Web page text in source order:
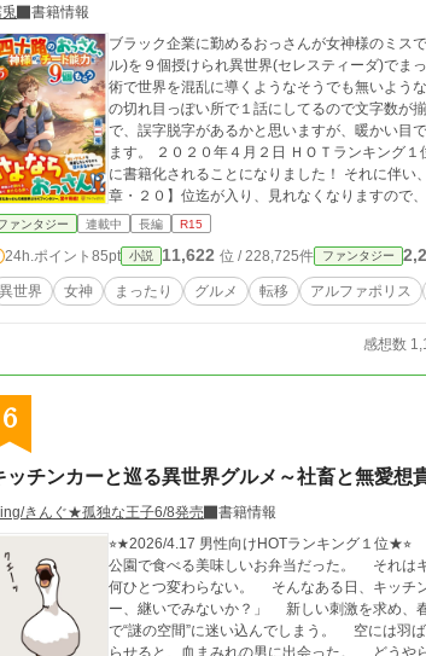
書籍情報
ブラック企業に勤めるおっさんが女神様のミス
ル)を９個授けられ異世界(セレスティーダ)でま
術で世界を混乱に導くようなそうでも無いよう
の切れ目っぽい所で１話にしてるので文字数が揃わずこの
で、誤字脱字があるかと思いますが、暖かい目で見守っていただ
ます。 ２０２０年４月２日 ＨＯＴランキング１位 ファンタジー小説部門１位になりました‼️ ２０２０年８月の下旬
に書籍化されることになりました！ それに伴い
章・２０】位迄が入り、見れなくなりますので、
題：四十路のおっさん、神様からチート能力(スキル)を９
ァンタジー 連載中 長編 R15
24h.ポイント 85pt 小説 11,622 位 / 228,725件 ファンタジー
異世界 女神 まったり グルメ 転移 アルファポリス
感想数
6
ッチンカーと巡る異世界グルメ～社畜と無愛想
きんぐ★孤独な王子6/8発売
書籍情報
⭐︎★2026/4.17 男性向けHOTランキング１位★⭐︎ 飲食店で社畜生活を送る風間春翔の唯一の癒しは、オフィス街の
公園で食べる美味しいお弁当だった。 それは
何ひとつ変わらない。 そんなある日、キッチンカーの
ー、継いでみないか？」 新しい刺激を求め、春翔はキッチンカーを引き継ぎ出店場所の確認に向かうが、途中
で“謎の空間”に迷い込んでしまう。 空には羽ばたくトカ
らせると、血まみれの男に出会った。 どうやら熊のような魔物に襲われたらしい。 助けた彼は「今まで毒しか